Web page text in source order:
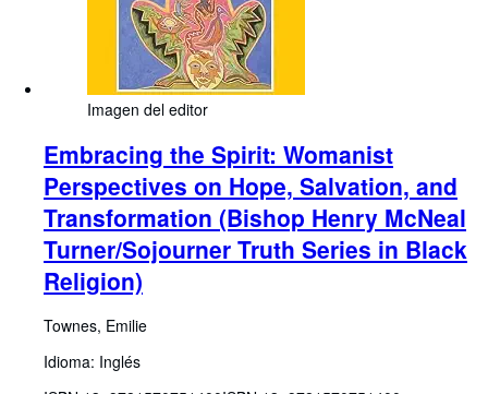
Imagen del editor
Embracing the Spirit: Womanist
Perspectives on Hope, Salvation, and
Transformation (Bishop Henry McNeal
Turner/Sojourner Truth Series in Black
Religion)
Townes, Emilie
Idioma: Inglés